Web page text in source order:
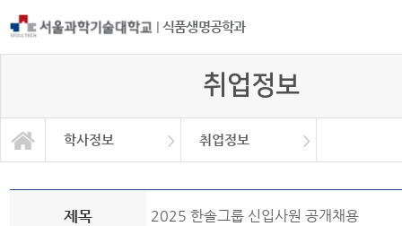
| 식품생명공학과
취업정보
학사정보 취업정보
학과소개
교과과정
학사정보
대학원
정보광장
커뮤니티
학사일정
공지사항
자유게시판
취업정보
Q&A
제목 2025 한솔그룹 신입사원 공개채용